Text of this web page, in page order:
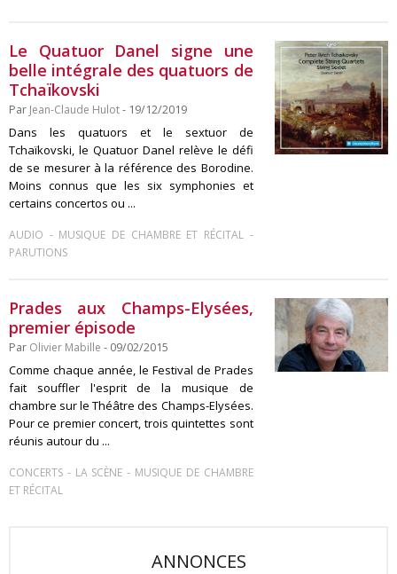
Le Quatuor Danel signe une
belle intégrale des quatuors de
Tchaïkovski
Par Jean-Claude Hulot- 19/12/2019
Dans les quatuors et le sextuor de
Tchaïkovski, le Quatuor Danel relève le défi
de se mesurer à la référence des Borodine.
Moins connus que les six symphonies et
certains concertos ou ...
AUDIO - MUSIQUE DE CHAMBRE ET RÉCITAL-
PARUTIONS
Prades aux Champs-Elysées,
premier épisode
Par Olivier Mabille - 09/02/2015
Comme chaque année, le Festival de Prades
fait souffler l'esprit de la musique de
chambre sur le Théâtre des Champs-Elysées.
Pour ce premier concert, trois quintettes sont
réunis autour du ...
CONCERTS - LA SCÈNE - MUSIQUE DE CHAMBRE
ET RÉCITAL
ANNONCES